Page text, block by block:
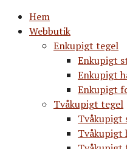
Hem
Webbutik
Enkupigt tegel
Enkupigt
Enkupigt
Enkupigt
Tvåkupigt tegel
Tvåkupigt
Tvåkupigt